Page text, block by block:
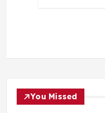
You Missed